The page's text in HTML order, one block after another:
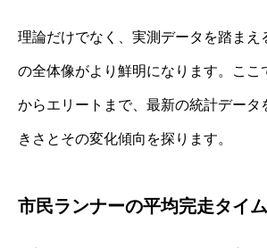
理論だけでなく、実測データを踏まえ
の全体像がより鮮明になります。ここ
からエリートまで、最新の統計データ
きさとその変化傾向を探ります。
市民ランナーの平均完走タイ